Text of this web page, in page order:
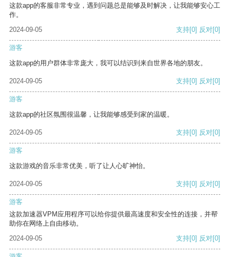
这款app的客服非常专业，遇到问题总是能够及时解决，让我能够安心工
作。
2024-09-05
支持[0] 反对[0]
游客
这款app的用户群体非常庞大，我可以结识到来自世界各地的朋友。
2024-09-05 支持[0] 反对[0]
游客
这款app的社区氛围很温馨，让我能够感受到家的温暖。
2024-09-05 支持[0] 反对[0]
游客
这款游戏的音乐非常优美，听了让人心旷神怡。
2024-09-05 支持[0] 反对[0]
游客
这款加速器VPM应用程序可以给你提供最高速度和安全性的连接，并帮
助你在网络上自由移动。
2024-09-05
支持[0] 反对[0]